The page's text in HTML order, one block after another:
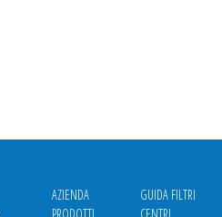
AZIENDA
GUIDA FILTRI